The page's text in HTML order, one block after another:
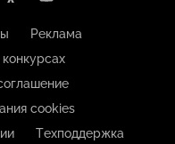
Реклама
cookies
Техподдержка